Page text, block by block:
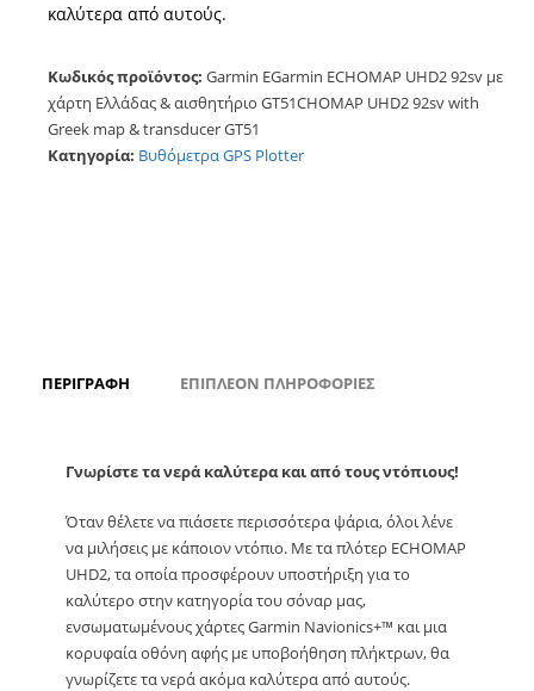
καλύτερα από αυτούς.
Κωδικός προϊόντος: Garmin EGarmin ECHOMAP UHD2 92sv με
χάρτη Ελλάδας & αισθητήριο GT51CHOMAP UHD2 92sv with
Greek map & transducer GT51
Κατηγορία: Βυθόμετρα GPS Plotter
ΠΕΡΙΓΡΑΦΉ ΕΠΙΠΛΈΟΝ ΠΛΗΡΟΦΟΡΊΕΣ
Γνωρίστε τα νερά καλύτερα και από τους ντόπιους!
Όταν θέλετε να πιάσετε περισσότερα ψάρια, όλοι λένε
να μιλήσεις με κάποιον ντόπιο. Με τα πλότερ ECHOMAP
UHD2, τα οποία προσφέρουν υποστήριξη για το
καλύτερο στην κατηγορία του σόναρ μας,
ενσωματωμένους χάρτες Garmin Navionics+™ και μια
κορυφαία οθόνη αφής με υποβοήθηση πλήκτρων, θα
γνωρίζετε τα νερά ακόμα καλύτερα από αυτούς.